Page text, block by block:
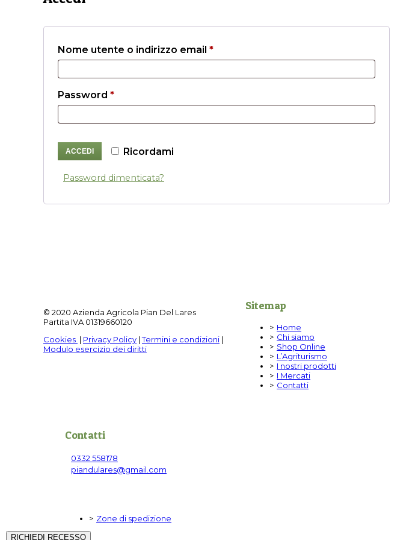
Nome utente o indirizzo email *Richiesto
Password *Richiesto
Ricordami
ACCEDI
Password dimenticata?
© 2020 Azienda Agricola Pian Del Lares
Partita IVA 01319660120
Cookies | Privacy Policy |Termini e condizioni |
Modulo esercizio dei diritti
Sitemap
Home
Chi siamo
Shop Online
L’Agriturismo
I nostri prodotti
I Mercati
Contatti
Contatti
0332 558178
piandulares@gmail.com
Zone di spedizione
RICHIEDI RECESSO